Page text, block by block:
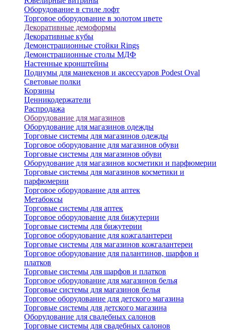
Оборудование в стиле лофт
Торговое оборудование в золотом цвете
Декоративные демоформы
Декоративные кубы
Демонстрационные стойки Rings
Демонстрационные столы МДФ
Настенные кронштейны
Подиумы для манекенов и аксессуаров Podest Oval
Световые полки
Корзины
Ценникодержатели
Распродажа
Оборудование для магазинов
Оборудование для магазинов одежды
Торговые системы для магазинов одежды
Торговое оборудование для магазинов обуви
Торговые системы для магазинов обуви
Оборудование для магазинов косметики и парфюмерии
Торговые системы для магазинов косметики и
парфюмерии
Торговое оборудование для аптек
Метабоксы
Торговые системы для аптек
Торговое оборудование для бижутерии
Торговые системы для бижутерии
Торговое оборудование для кожгалантереи
Торговые системы для магазинов кожгалантереи
Торговое оборудование для палантинов, шарфов и
платков
Торговые системы для шарфов и платков
Торговое оборудование для магазинов белья
Торговые системы для магазинов белья
Торговое оборудование для детского магазина
Торговые системы для детского магазина
Оборудование для свадебных салонов
Торговые системы для свадебных салонов